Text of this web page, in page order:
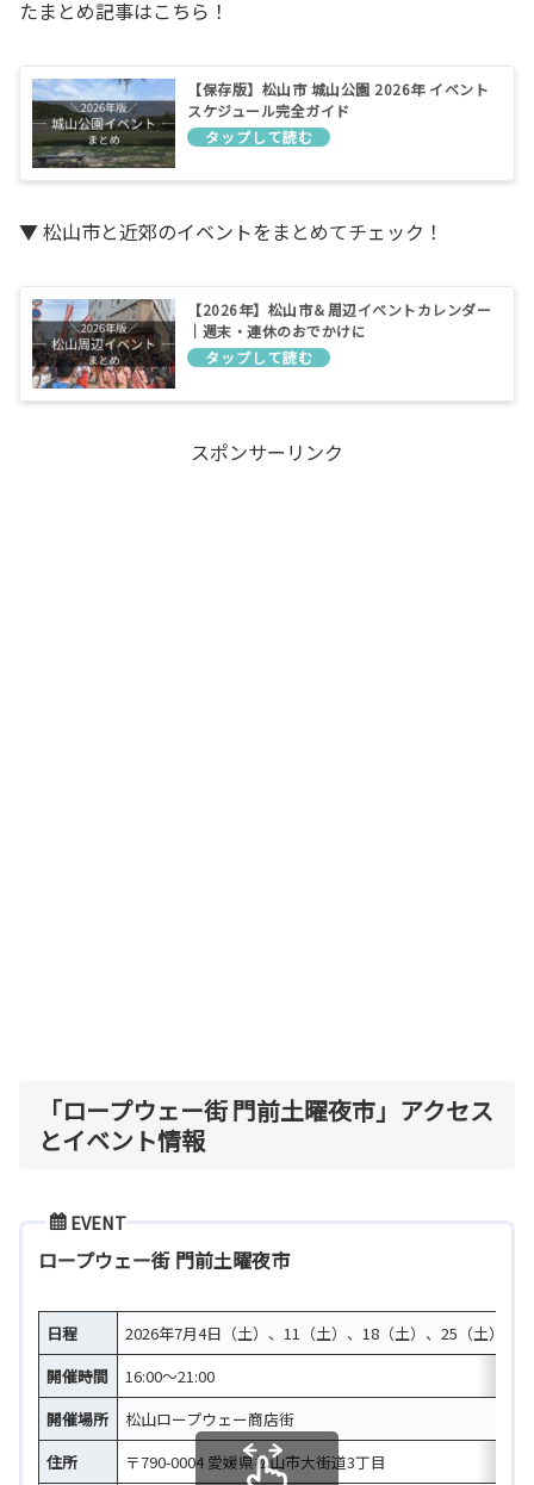
たまとめ記事はこちら！
【保存版】松山市 城山公園 2026年 イベント
スケジュール完全ガイド
▼ 松山市と近郊のイベントをまとめてチェック！
【2026年】松山市＆周辺イベントカレンダー
｜週末・連休のおでかけに
スポンサーリンク
「ロープウェー街 門前土曜夜市」アクセス
とイベント情報
EVENT
ロープウェー街 門前土曜夜市
日程
2026年7月4日（土）、11（土）、18（土）、25（土）
開催時間
16:00～21:00
開催場所
松山ロープウェー商店街
住所
〒790-0004 愛媛県松山市大街道3丁目